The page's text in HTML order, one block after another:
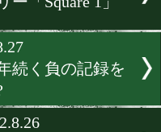
が公開
票]2022.9.3
メロ? 赤穂亮と
がいい?